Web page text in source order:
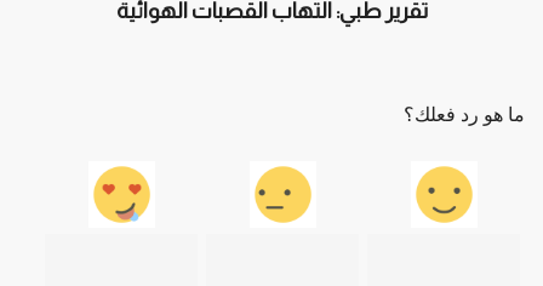
تقرير طبي: التهاب القصبات الهوائية
ما هو رد فعلك؟